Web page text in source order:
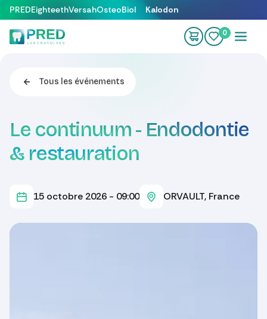
Se rendre au contenu
PREDEighteethVersahOsteoBiol Kalodon
0
Tous les événements
Le continuum - Endodontie
& restauration
15 octobre 2026 - 09:00 ORVAULT, France